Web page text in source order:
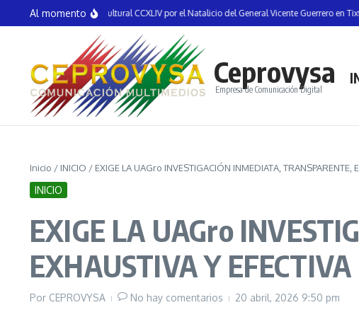
Saltar al contenido
Al momento
la Semana Cultural CCXLIV por el Natalicio del General Vicente Guerrero en Tixtla:
Ceprovysa
Empresa de Comunicación Digital
Inicio / INICIO / EXIGE LA UAGro INVESTIGACIÓN INMEDIATA, TRANSPARENTE,
INICIO
EXIGE LA UAGro
EXHAUSTIVA Y EFECTIVA
Por CEPROVYSA No hay comentarios 20 abril, 2026 9:50 pm